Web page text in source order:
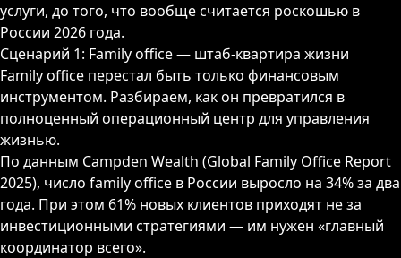
услуги, до того, что вообще считается роскошью в
России 2026 года.
Сценарий 1: Family office — штаб-квартира жизни
Family office перестал быть только финансовым
инструментом. Разбираем, как он превратился в
полноценный операционный центр для управления
жизнью.
По данным Campden Wealth (Global Family Office Report
2025), число family office в России выросло на 34% за два
года. При этом 61% новых клиентов приходят не за
инвестиционными стратегиями — им нужен «главный
координатор всего».